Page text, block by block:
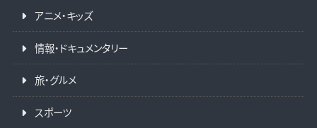
アニメ・キッズ
情報・ドキュメンタリー
旅・グルメ
スポーツ